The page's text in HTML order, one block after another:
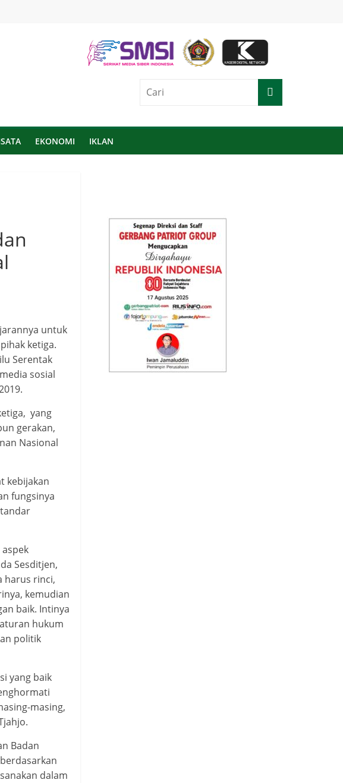
EKONOMI IKLAN
untuk
ketiga.
Serentak
sosial
yang
gerakan,
Nasional
kebijakan
fungsinya
Sesditjen,
harus rinci,
kemudian
baik. Intinya
hukum
politik
yang baik
masing,
Badan
dalam